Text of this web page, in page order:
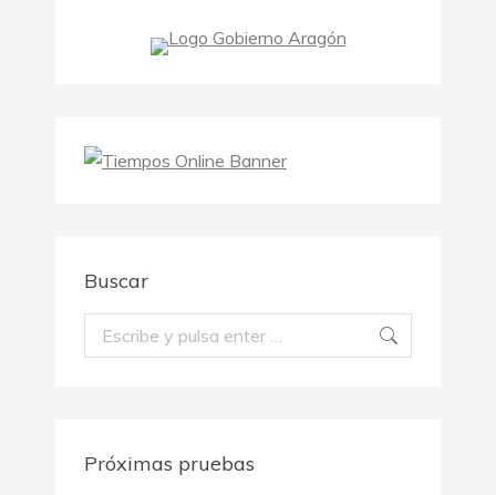
Buscar
Buscar:
Próximas pruebas